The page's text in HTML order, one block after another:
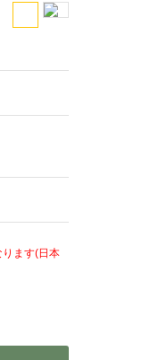
ます(日本